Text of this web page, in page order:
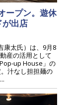
ープン。遊休
出店
康太氏）は、9月8
産の活用として
up House」の
汁なし担担麺の